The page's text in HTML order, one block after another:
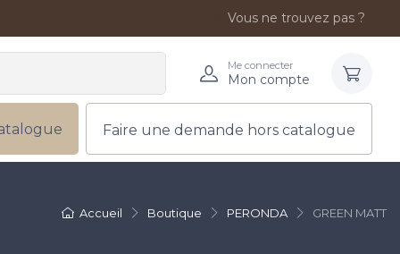
Vous ne trouvez pas ?
Me connecter
Mon compte
Faire une demande hors catalogue
Accueil Boutique PERONDA GREEN MATT